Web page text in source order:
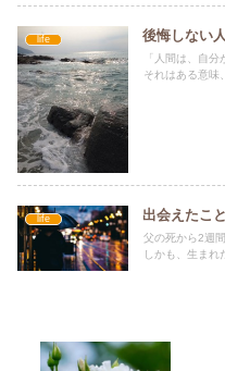
life 後悔しない
「人間は、自
それはある意味
life 出会えたこ
父の死から2週
しかも、生まれ